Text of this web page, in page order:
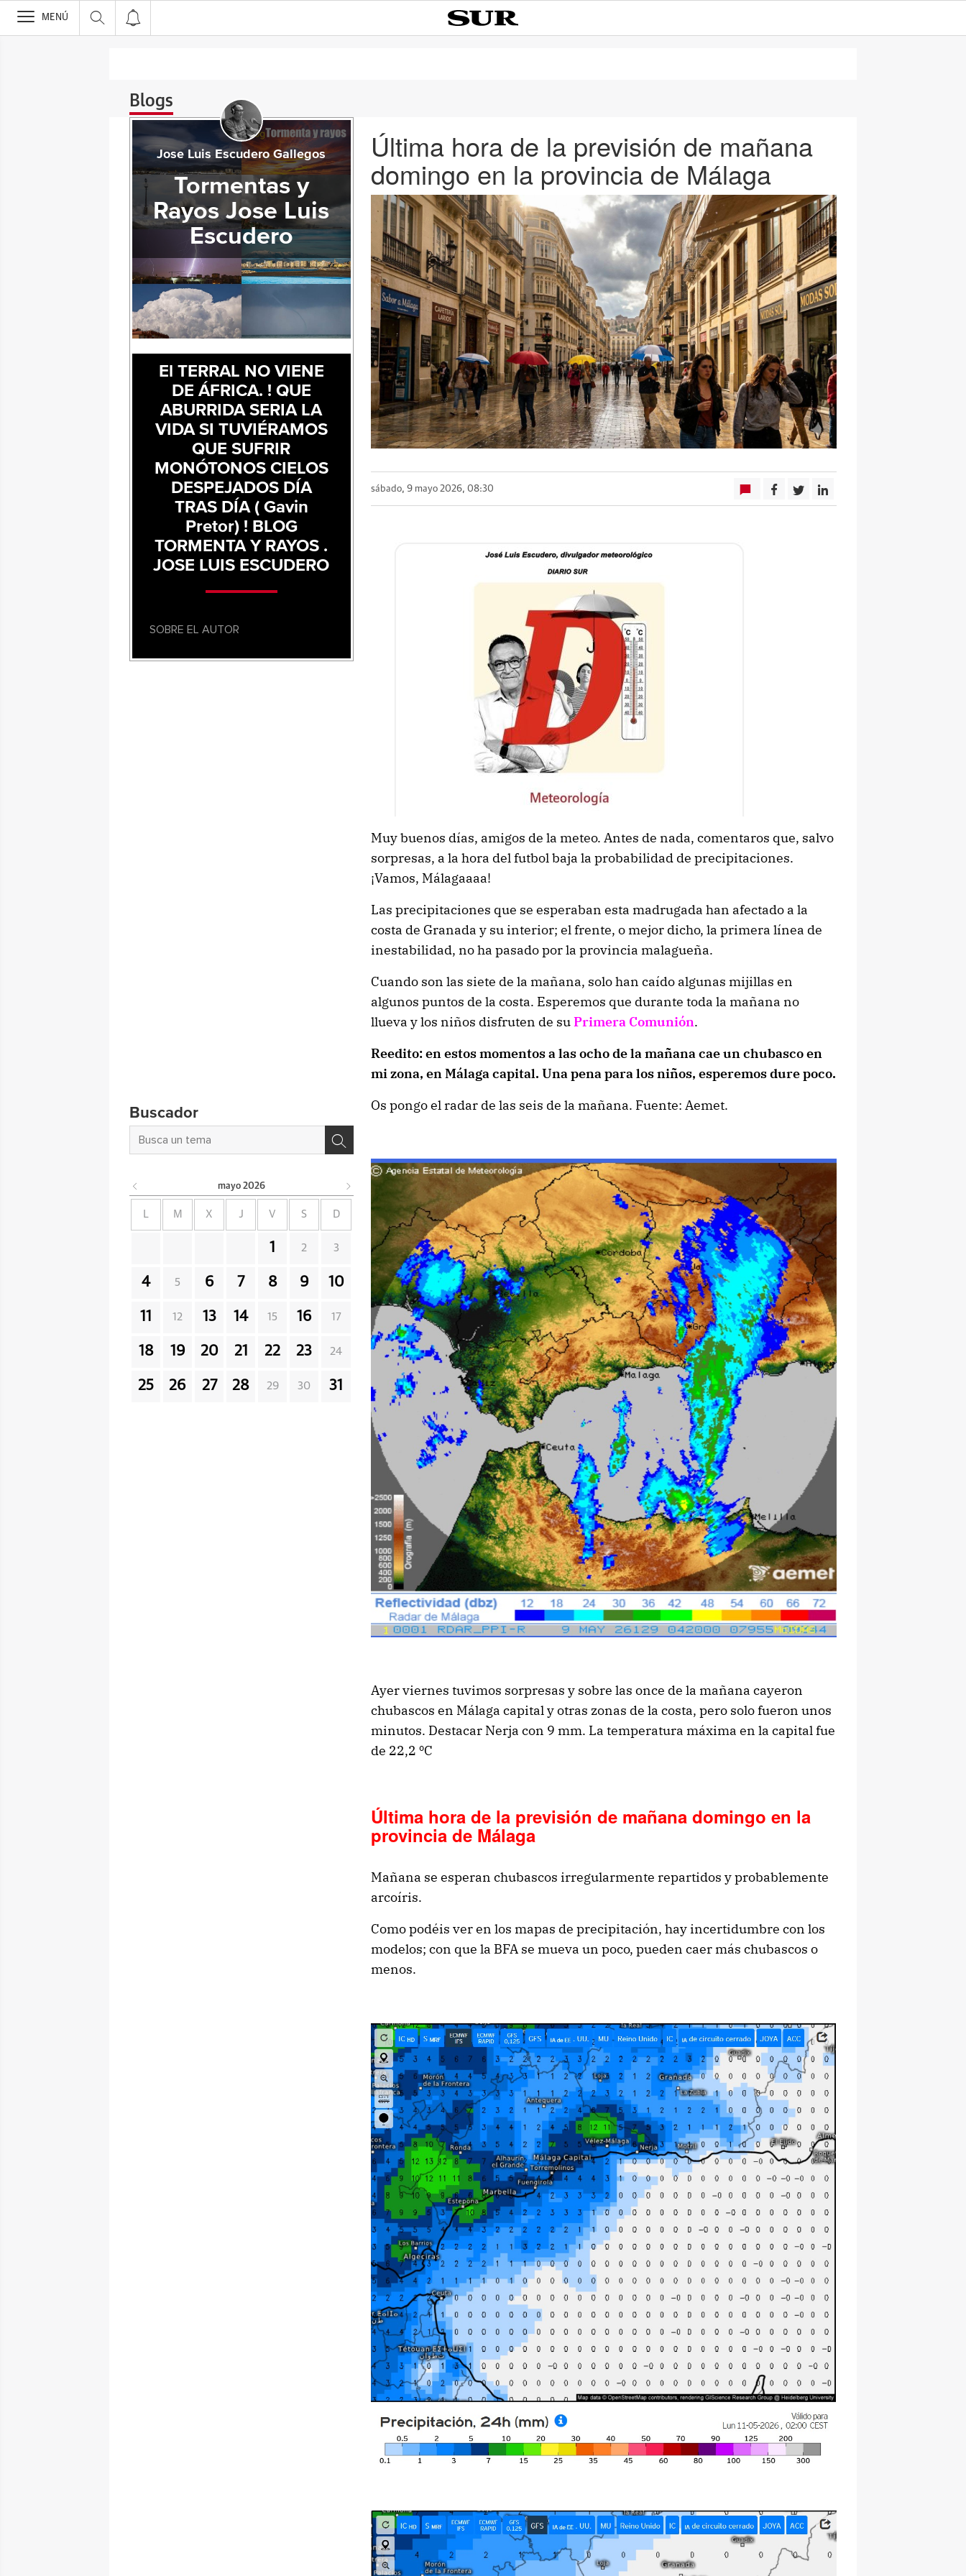
>
MENÚ
Blogs
Última hora de la previsión de mañana
domingo en la provincia de Málaga
sábado, 9 mayo 2026, 08:30
Muy buenos días, amigos de la meteo. Antes de nada, comentaros que, salvo
sorpresas, a la hora del futbol baja la probabilidad de precipitaciones.
¡Vamos, Málagaaaa!
Las precipitaciones que se esperaban esta madrugada han afectado a la
costa de Granada y su interior; el frente, o mejor dicho, la primera línea de
inestabilidad, no ha pasado por la provincia malagueña.
Cuando son las siete de la mañana, solo han caído algunas mijillas en
algunos puntos de la costa. Esperemos que durante toda la mañana no
llueva y los niños disfruten de suPrimera Comunión.
Reedito: en estos momentos a las ocho de la mañana cae un chubasco en
mi zona, en Málaga capital. Una pena para los niños, esperemos dure poco.
Os pongo el radar de las seis de la mañana. Fuente: Aemet.
Ayer viernes tuvimos sorpresas y sobre las once de la mañana cayeron
chubascos en Málaga capital y otras zonas de la costa, pero solo fueron unos
minutos. Destacar Nerja con 9 mm. La temperatura máxima en la capital fue
de 22,2 ºC
Última hora de la previsión de mañana domingo en la
provincia de Málaga
Mañana se esperan chubascos irregularmente repartidos y probablemente
arcoíris.
Como podéis ver en los mapas de precipitación, hay incertidumbre con los
modelos; con que la BFA se mueva un poco, pueden caer más chubascos o
menos.
Jose Luis Escudero Gallegos
Tormentas y
Rayos Jose Luis
Escudero
El TERRAL NO VIENE
DE ÁFRICA. ! QUE
ABURRIDA SERIA LA
VIDA SI TUVIÉRAMOS
QUE SUFRIR
MONÓTONOS CIELOS
DESPEJADOS DÍA
TRAS DÍA ( Gavin
Pretor) ! BLOG
TORMENTA Y RAYOS .
JOSE LUIS ESCUDERO
SOBRE EL AUTOR
Buscador
mayo 2026
L M X J V S D
1 2 3
4 5 6 7 8 9 10
11 12 13 14 15 16 17
18 19 20 21 22 23 24
25 26 27 28 29 30 31